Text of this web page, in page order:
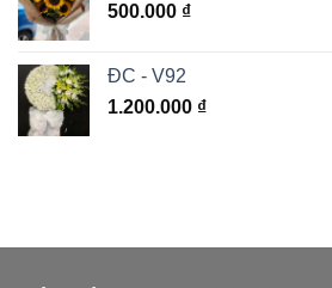
500.000 ₫
ĐC - V92
1.200.000 ₫